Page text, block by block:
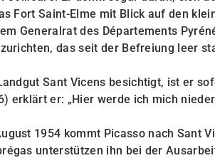
Fort Saint-Elme mit Blick auf den
Generalrat des Départements
das seit der Befreiung leer
Sant Vicens besichtigt, ist er
erklärt er: „Hier werde ich mich
1954 kommt Picasso nach Sant
unterstützen ihn bei der